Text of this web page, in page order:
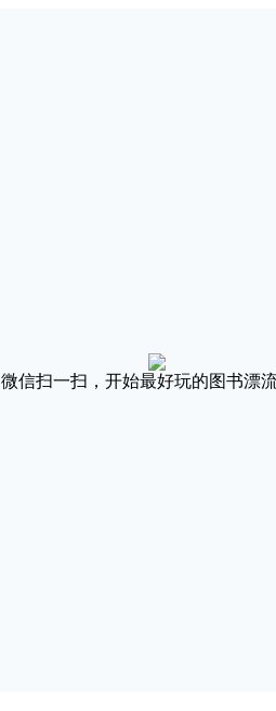
微信扫一扫，开始最好玩的图书漂